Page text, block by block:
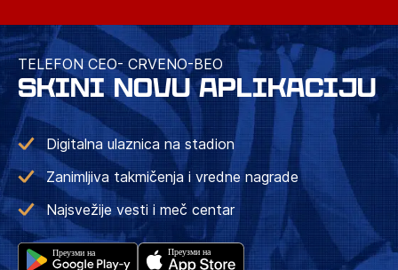
TELEFON CEO- CRVENO-BEO
SKINI NOVU APLIKACIJU
Digitalna ulaznica na stadion
Zanimljiva takmičenja i vredne nagrade
Najsvežije vesti i meč centar